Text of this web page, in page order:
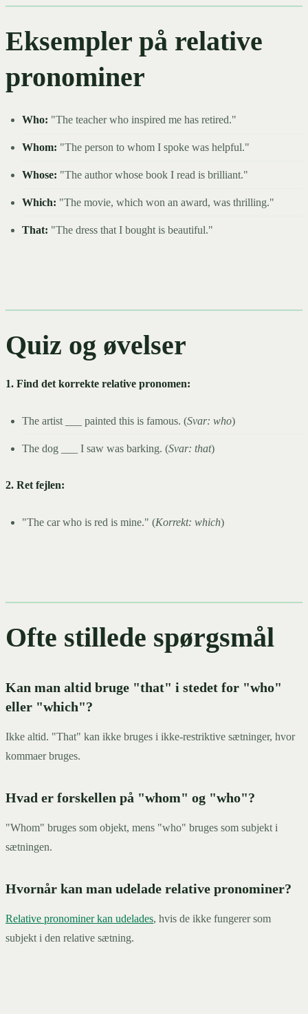
Eksempler på relative
pronominer
Who: "The teacher who inspired me has retired."
Whom: "The person to whom I spoke was helpful."
Whose: "The author whose book I read is brilliant."
Which: "The movie, which won an award, was thrilling."
That: "The dress that I bought is beautiful."
Quiz og øvelser
1. Find det korrekte relative pronomen:
The artist ___ painted this is famous. (Svar: who)
The dog ___ I saw was barking. (Svar: that)
2. Ret fejlen:
"The car who is red is mine." (Korrekt: which)
Ofte stillede spørgsmål
Kan man altid bruge "that" i stedet for "who"
eller "which"?
Ikke altid. "That" kan ikke bruges i ikke-restriktive sætninger, hvor
kommaer bruges.
Hvad er forskellen på "whom" og "who"?
"Whom" bruges som objekt, mens "who" bruges som subjekt i
sætningen.
Hvornår kan man udelade relative pronominer?
Relative pronominer kan udelades, hvis de ikke fungerer som
subjekt i den relative sætning.